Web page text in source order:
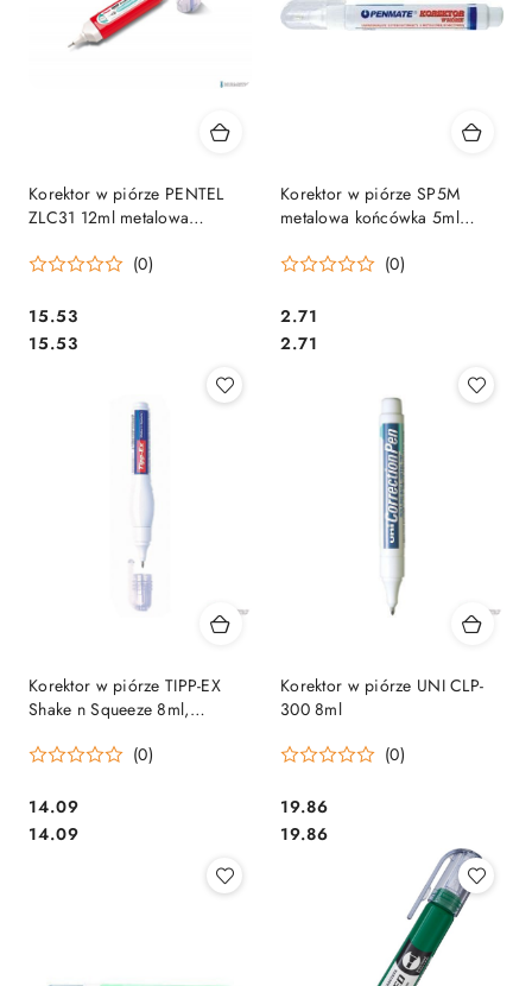
Korektor w piórze PENTEL
ZLC31 12ml metalowa
(0)
Cena:
15.53
Cena:
15.53
Korektor w piórze SP5M
metalowa końcówka 5ml
(0)
Cena:
2.71
Cena:
2.71
Korektor w piórze TIPP-EX
Shake n Squeeze 8ml,
(0)
Cena:
14.09
Cena:
14.09
Korektor w piórze UNI CLP-
300 8ml
(0)
Cena:
19.86
Cena:
19.86